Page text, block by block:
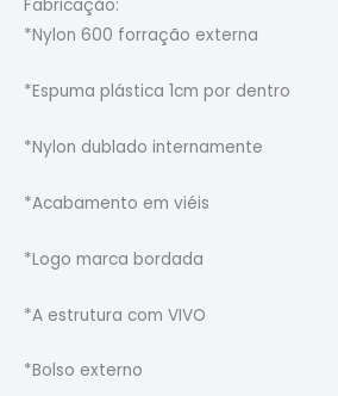
Fabricação:
*Nylon 600 forração externa
*Espuma plástica 1cm por dentro
*Nylon dublado internamente
*Acabamento em viéis
*Logo marca bordada
*A estrutura com VIVO
*Bolso externo